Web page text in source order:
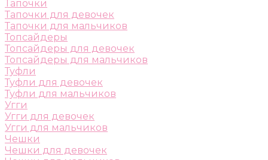
Тапочки
Тапочки для девочек
Тапочки для мальчиков
Топсайдеры
Топсайдеры для девочек
Топсайдеры для мальчиков
Туфли
Туфли для девочек
Туфли для мальчиков
Угги
Угги для девочек
Угги для мальчиков
Чешки
Чешки для девочек